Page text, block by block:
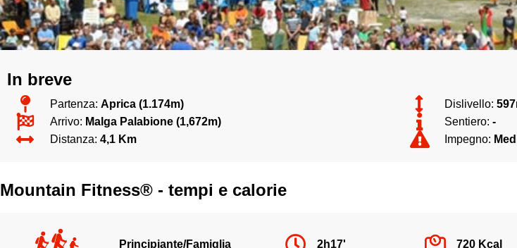
In breve
Partenza:Aprica (1.174m)
Arrivo: Malga Palabione (1,672m)
Distanza:4,1 Km
Dislivello:
Sentiero:-
Impegno:
Mountain Fitness® - tempi e calorie
Principiante/Famiglia 2h17' 720 Kcal